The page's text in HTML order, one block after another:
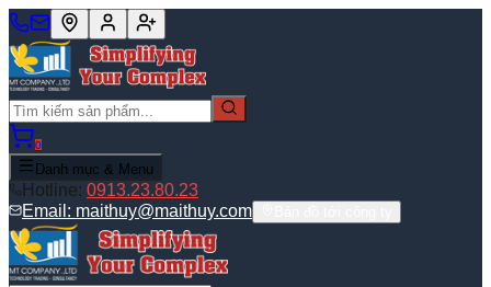
0
Danh mục & Menu
Hotline: 0913.23.80.23
Email: maithuy@maithuy.com